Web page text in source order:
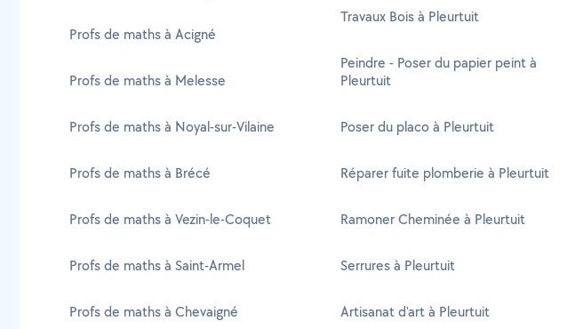
Profs de maths à Acigné
Profs de maths à Melesse
Profs de maths à Noyal-sur-Vilaine
Profs de maths à Brécé
Profs de maths à Vezin-le-Coquet
Profs de maths à Saint-Armel
Profs de maths à Chevaigné
Travaux Bois à Pleurtuit
Peindre - Poser du papier peint à
Pleurtuit
Poser du placo à Pleurtuit
Réparer fuite plomberie à Pleurtuit
Ramoner Cheminée à Pleurtuit
Serrures à Pleurtuit
Artisanat d'art à Pleurtuit